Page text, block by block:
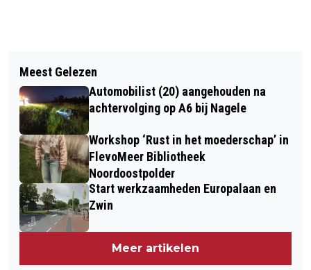
BIERFESTIVAL BIJ DE BURCHT VAN
KUINRE GEANNULEERD WEGENS TE
WEINIG AANMELDINGEN
VAN EEN SCHUUR VOOR AARDAPPELS
NAAR EEN VELD VOL CONSUMENTEN
Meest Gelezen
Automobilist (20) aangehouden na
achtervolging op A6 bij Nagele
Workshop ‘Rust in het moederschap’ in
FlevoMeer Bibliotheek
Noordoostpolder
Start werkzaamheden Europalaan en
Zwin
Meer artikelen